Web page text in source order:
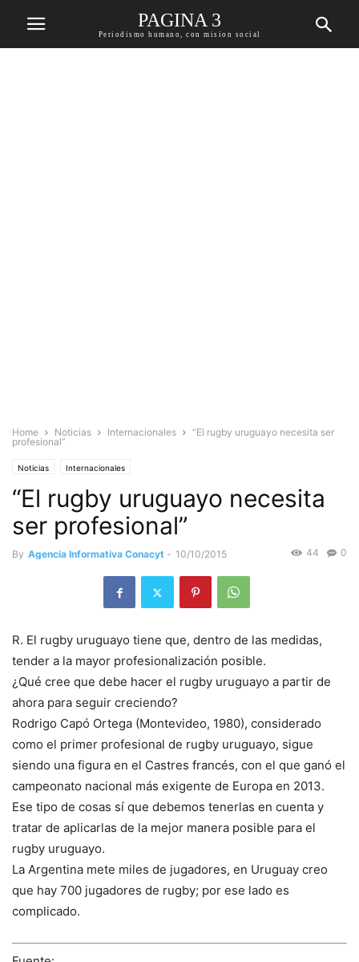
PAGINA 3
Periodismo humano, con mision social
Home Noticias Internacionales
“El rugby uruguayo necesita ser
profesional”
Noticias Internacionales
“El rugby uruguayo necesita
ser profesional”
By Agencia Informativa Conacyt - 10/10/2015 0
44
R. El rugby uruguayo tiene que, dentro de las medidas,
tender a la mayor profesionalización posible.
¿Qué cree que debe hacer el rugby uruguayo a partir de
ahora para seguir creciendo?
Rodrigo Capó Ortega (Montevideo, 1980), considerado
como el primer profesional de rugby uruguayo, sigue
siendo una figura en el Castres francés, con el que ganó el
campeonato nacional más exigente de Europa en 2013.
Ese tipo de cosas sí que debemos tenerlas en cuenta y
tratar de aplicarlas de la mejor manera posible para el
rugby uruguayo.
La Argentina mete miles de jugadores, en Uruguay creo
que hay 700 jugadores de rugby; por ese lado es
complicado.